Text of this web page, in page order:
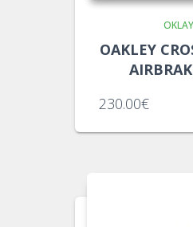
OKLAY
OAKLEY
230.00€